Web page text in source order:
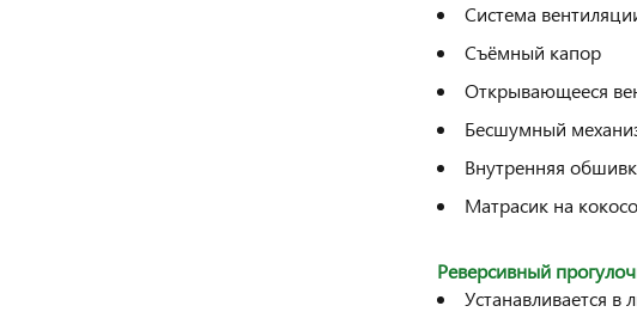
Система
Съёмный капор
Открывающееся
Бесшумный
Внутренняя
Матрасик на
Реверсивный
Устанавливается